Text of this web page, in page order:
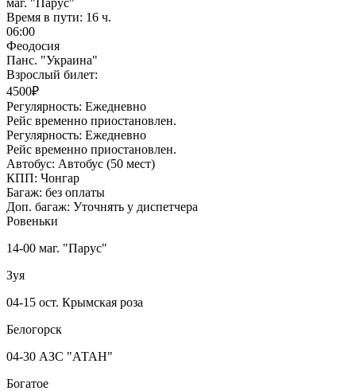
Время в пути: 16 ч.
06:00
Феодосия
Панс. "Украина"
Взрослый билет:
4500₽
Регулярность: Ежедневно
Рейс временно приостановлен.
Регулярность: Ежедневно
Рейс временно приостановлен.
Автобус: Автобус (50 мест)
КПП: Чонгар
Багаж: без оплаты
Доп. багаж: Уточнять у диспетчера
Ровеньки
14-00 маг. "Парус"
Зуя
04-15 ост. Крымская роза
Белогорск
04-30 АЗС "АТАН"
Богатое